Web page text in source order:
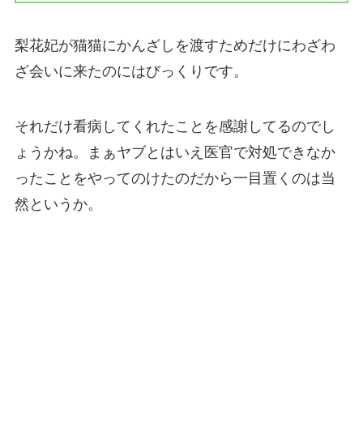
梨花妃が猫猫にかんざしを渡すためだけにわざわ
ざ会いに来たのにはびっくりです。
それだけ看病してくれたことを感謝してるのでし
ょうかね。まぁヤブとはいえ医官で対処できなか
ったことをやってのけたのだから一目置くのは当
然というか。